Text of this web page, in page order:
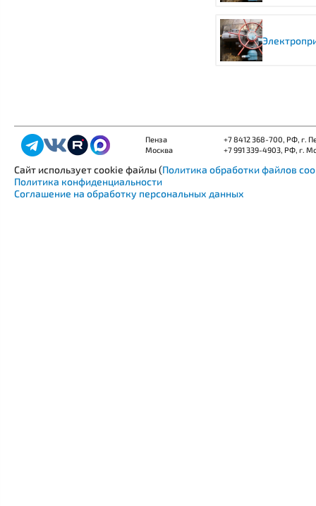
Пенза +7 8412 368-700, РФ, г.
Москва
+7 991 339-4903, РФ, г.
Сайт использует cookie файлы (Политика обработки файлов
Политика конфиденциальности
Соглашение на обработку персональных данных